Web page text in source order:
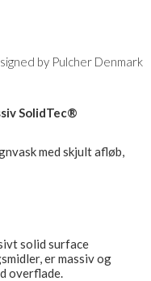
by Pulcher Denmark
SolidTec®
med skjult afløb,
solid surface
er massiv og
overflade.